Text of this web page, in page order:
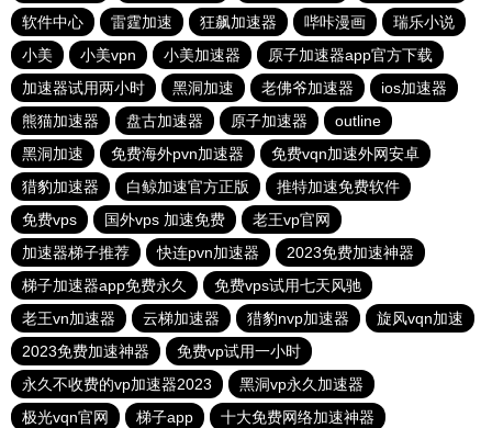
软件中心
雷霆加速 狂飙加速器 哔咔漫画
瑞乐小说
小美
小美vpn 小美加速器
原子加速器app官方下载
加速器试用两小时
黑洞加速 老佛爷加速器
ios加速器
熊猫加速器
盘古加速器 原子加速器
outline
黑洞加速
免费海外pvn加速器
免费vqn加速外网安卓
猎豹加速器
白鲸加速官方正版
推特加速免费软件
免费vps
国外vps 加速免费
老王vp官网
加速器梯子推荐
快连pvn加速器
2023免费加速神器
梯子加速器app免费永久
免费vps试用七天风驰
老王vn加速器
云梯加速器 猎豹nvp加速器
旋风vqn加速
2023免费加速神器
免费vp试用一小时
永久不收费的vp加速器2023
黑洞vp永久加速器
极光vqn官网
梯子app
十大免费网络加速神器